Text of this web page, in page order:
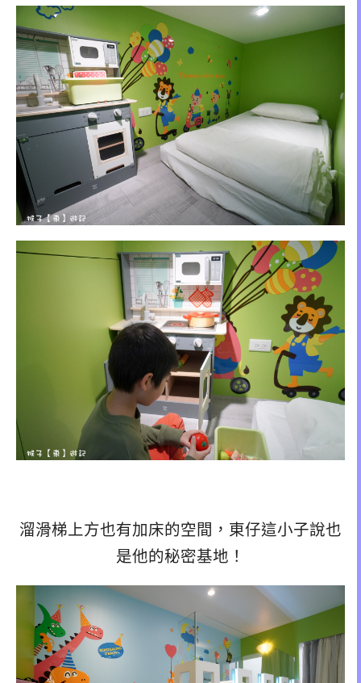
溜滑梯上方也有加床的空間，東仔這小子說也
是他的秘密基地！